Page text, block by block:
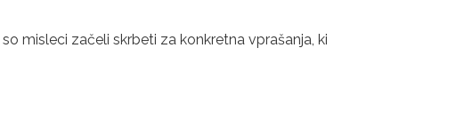
misleci začeli skrbeti za konkretna vprašanja, ki